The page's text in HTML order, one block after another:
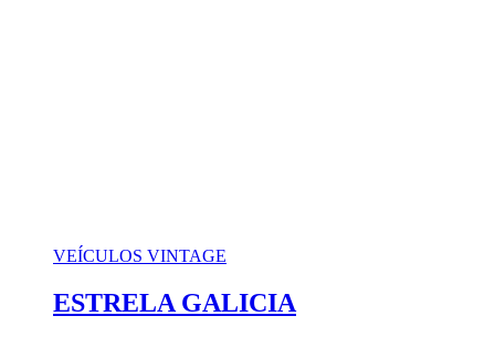
VEÍCULOS VINTAGE
ESTRELA GALICIA